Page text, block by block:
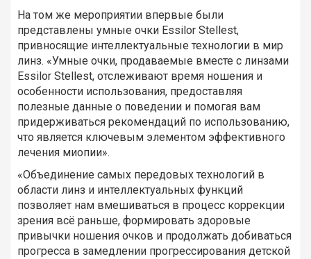
На том же мероприятии впервые были
представлены умные очки Essilor Stellest,
привносящие интеллектуальные технологии в мир
линз. «Умные очки, продаваемые вместе с линзами
Essilor Stellest, отслеживают время ношения и
особенности использования, предоставляя
полезные данные о поведении и помогая вам
придерживаться рекомендаций по использованию,
что является ключевым элементом эффективного
лечения миопии».
«Объединение самых передовых технологий в
области линз и интеллектуальных функций
позволяет нам вмешиваться в процесс коррекции
зрения всё раньше, формировать здоровые
привычки ношения очков и продолжать добиваться
прогресса в замедлении прогрессирования детской